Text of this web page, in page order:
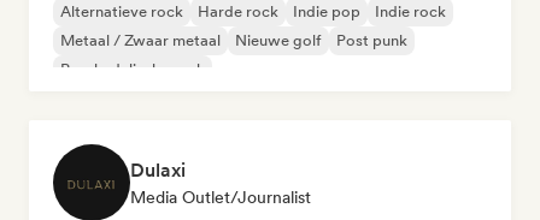
Alternatieve rock Harde rock Indie pop
Indie rock
Metaal / Zwaar metaal
Nieuwe golf
Post punk
Psychedelische rock
Dulaxi
Media Outlet/Journalist